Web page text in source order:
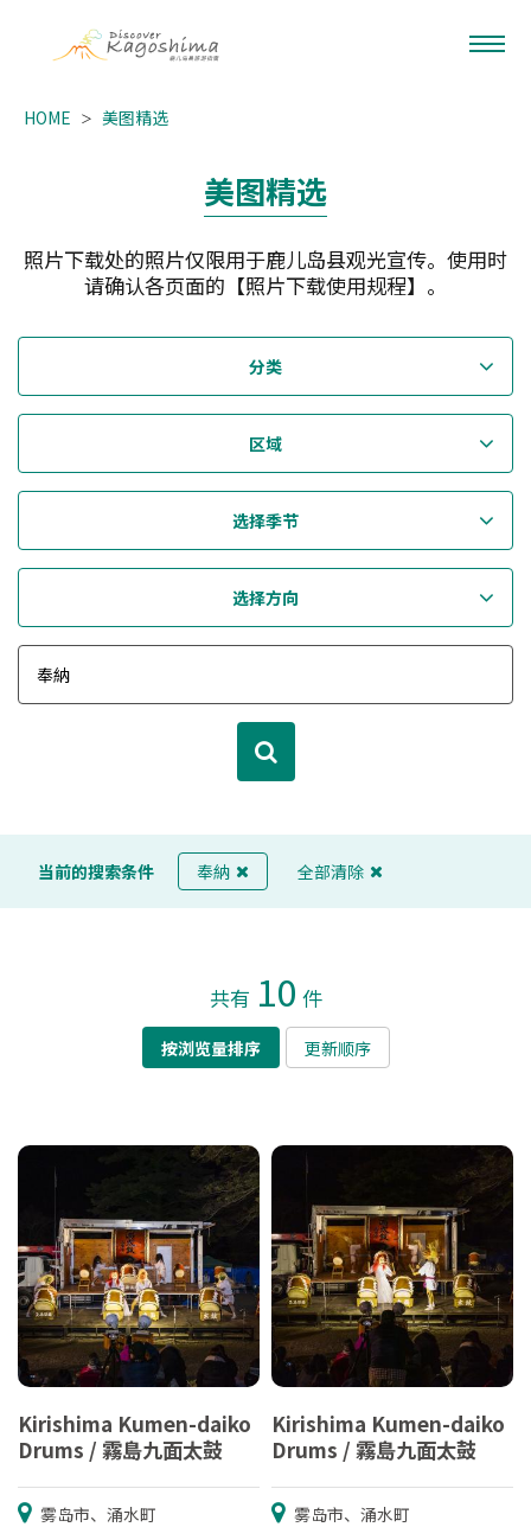
HOME 美图精选
美图精选
照片下载处的照片仅限用于鹿儿岛县观光宣传。使用时
请确认各页面的【照片下载使用规程】。
分类
区域
选择季节
选择方向
当前的搜索条件 奉納 全部清除
共有 10 件
按浏览量排序 更新顺序
Kirishima Kumen-daiko
Drums / 霧島九面太鼓
雾岛市、涌水町
Kirishima Kumen-daiko
Drums / 霧島九面太鼓
雾岛市、涌水町